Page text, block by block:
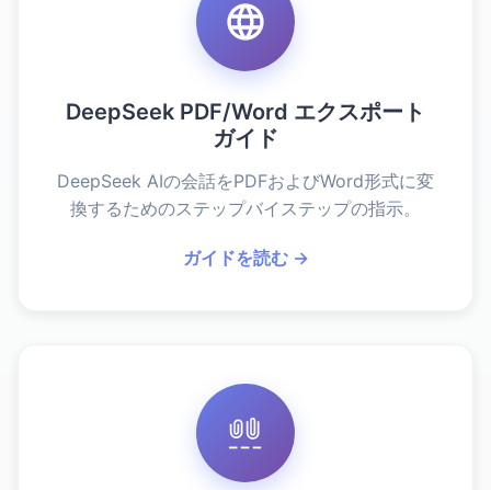
DeepSeek PDF/Word エクスポート
ガイド
DeepSeek AIの会話をPDFおよびWord形式に変
換するためのステップバイステップの指示。
ガイドを読む →